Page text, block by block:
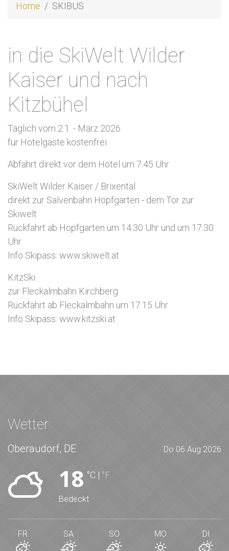
Home SKIBUS
in die SkiWelt Wilder
Kaiser und nach
Kitzbühel
Täglich vom 2.1. - März 2026
für Hotelgäste kostenfrei
Abfahrt direkt vor dem Hotel um 7.45 Uhr
SkiWelt Wilder Kaiser / Brixental
direkt zur Salvenbahn Hopfgarten - dem Tor zur
Skiwelt
Rückfahrt ab Hopfgarten um 14.30 Uhr und um 17.30
Uhr
Info Skipass: www.skiwelt.at
KitzSki
zur Fleckalmbahn Kirchberg
Rückfahrt ab Fleckalmbahn um 17.15 Uhr
Info Skipass: www.kitzski.at
Wetter
Oberaudorf, DE Do 06 Aug 2026
18 °C | °F
Bedeckt
FR SA SO MO DI